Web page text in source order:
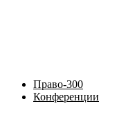
Право-300
Конференции